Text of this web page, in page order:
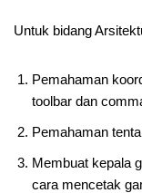
Untuk bidang
Pemahaman
toolbar dan
Pemahaman
Membuat kepala
cara mencetak